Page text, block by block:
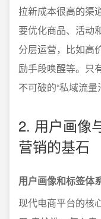
拉新成本很高的渠
要优化商品、活动
分层运营，比如高
励手段唤醒等。只
不可破的“私域流量
2. 用户画像
营销的基石
用户画像和标签体
现代电商平台的核